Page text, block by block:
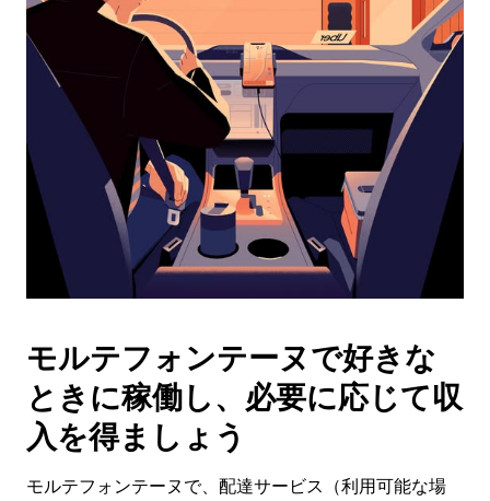
を
操
作
し、
を
選
択
す。
ン
で
カ
レ
ン
ー
モルテフォンテーヌで好きな
ときに稼働し、必要に応じて収
入を得ましょう
モルテフォンテーヌで、配達サービス（利用可能な場